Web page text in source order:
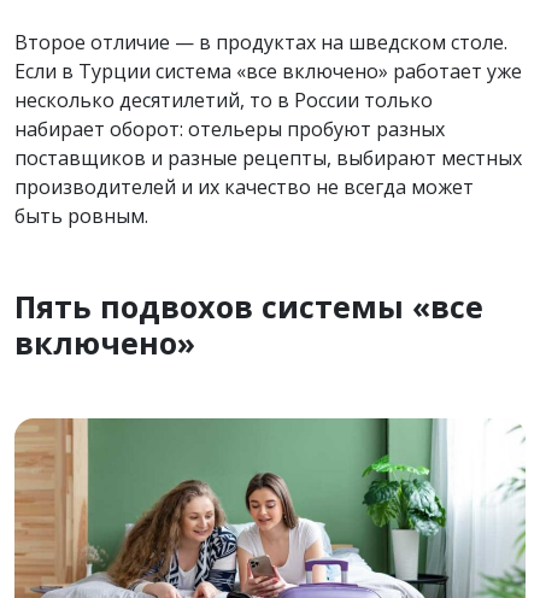
Второе отличие — в продуктах на шведском столе.
Если в Турции система «все включено» работает уже
несколько десятилетий, то в России только
набирает оборот: отельеры пробуют разных
поставщиков и разные рецепты, выбирают местных
производителей и их качество не всегда может
быть ровным.
Пять подвохов системы «все
включено»